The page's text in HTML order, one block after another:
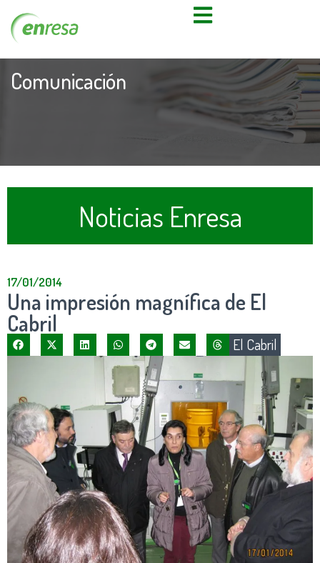
Comunicación
Noticias Enresa
17/01/2014
Una impresión magnífica de El
Cabril
El Cabril